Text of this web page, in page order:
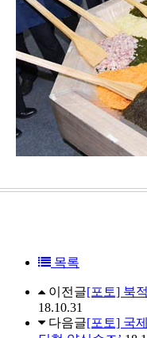
목록
이전글[포토] 북
18.10.31
다음글[포토] 국